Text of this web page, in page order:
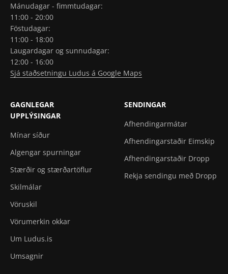
Mánudagar - fimmtudagar:
11:00 - 20:00
Föstudagar:
11:00 - 18:00
Laugardagar og sunnudagar:
12:00 - 16:00
Sjá staðsetningu Ludus á Google Maps
GAGNLEGAR
UPPLÝSINGAR
Mínar síður
Algengar spurningar
Stærðir og stærðartöflur
Skilmálar
Vöruskil
Vörumerkin okkar
Um Ludus.is
Umsagnir
SENDINGAR
Afhendingarmátar
Afhendingarstaðir Eimskip
Afhendingarstaðir Dropp
Rekja sendingu með Dropp